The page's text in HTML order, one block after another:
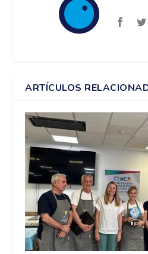
ARTÍCULOS